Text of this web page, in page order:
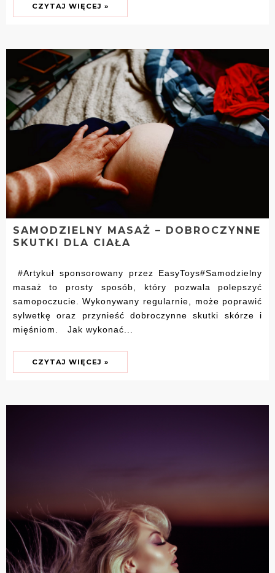
CZYTAJ WIĘCEJ »
SAMODZIELNY MASAŻ – DOBROCZYNNE
SKUTKI DLA CIAŁA
#Artykuł sponsorowany przez EasyToys#Samodzielny
masaż to prosty sposób, który pozwala polepszyć
samopoczucie. Wykonywany regularnie, może poprawić
sylwetkę oraz przynieść dobroczynne skutki skórze i
mięśniom. Jak wykonać...
CZYTAJ WIĘCEJ »